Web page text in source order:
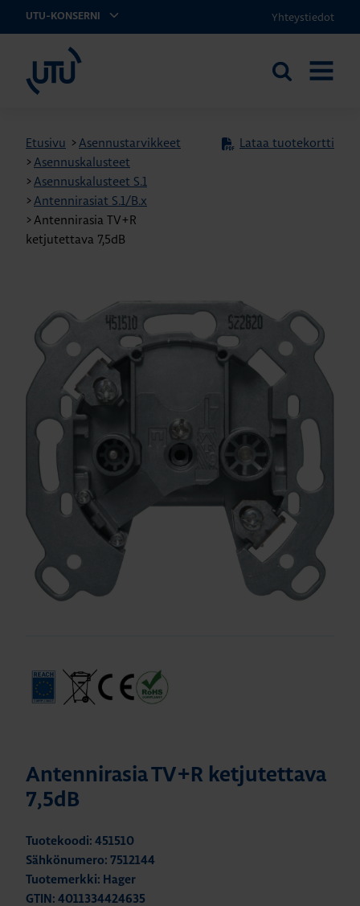
UTU-KONSERNI Yhteystiedot
Etsi
Etusivu >Asennustarvikkeet
>Asennuskalusteet
>Asennuskalusteet S.1
>Antennirasiat S.1/B.x
>Antennirasia TV+R
ketjutettava 7,5dB
Lataa tuotekortti
Antennirasia TV+R ketjutettava
7,5dB
Tuotekoodi: 451510
Sähkönumero: 7512144
Tuotemerkki: Hager
GTIN: 4011334424635